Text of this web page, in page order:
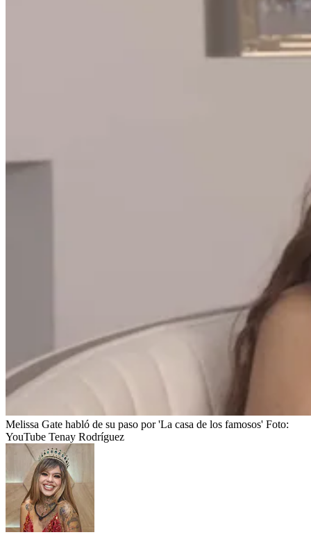
Melissa Gate habló de su paso por 'La casa de los famosos' Foto:
YouTube Tenay Rodríguez